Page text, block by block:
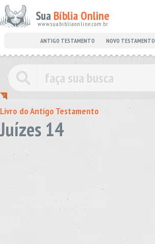
Sua Bíblia Online
www.suabibliaonline.com.br
ANTIGO TESTAMENTO NOVO TESTAMENTO
Livro do Antigo Testamento
Juízes 14